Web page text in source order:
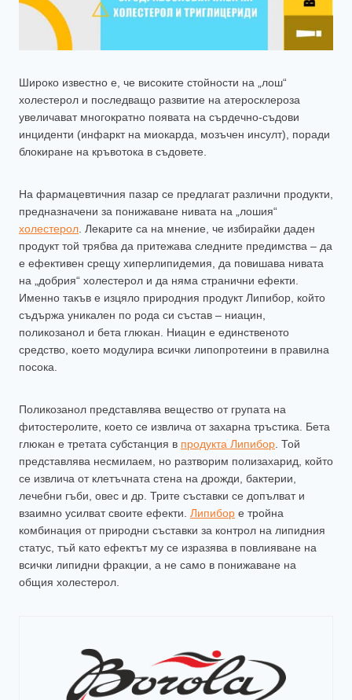
Широко известно е, че високите стойности на „лош“
холестерол и последващо развитие на атеросклероза
увеличават многократно появата на сърдечно-съдови
инциденти (инфаркт на миокарда, мозъчен инсулт), поради
блокиране на кръвотока в съдовете.
На фармацевтичния пазар се предлагат различни продукти,
предназначени за понижаване нивата на „лошия“
холестерол . Лекарите са на мнение, че избирайки даден
продукт той трябва да притежава следните предимства – да
е ефективен срещу хиперлипидемия, да повишава нивата
на „добрия“ холестерол и да няма странични ефекти.
Именно такъв е изцяло природния продукт Липибор, който
съдържа уникален по рода си състав – ниацин,
поликозанол и бета глюкан. Ниацин е единственото
средство, което модулира всички липопротеини в правилна
посока.
Поликозанол представлява вещество от групата на
фитостеролите, което се извлича от захарна тръстика. Бета
глюкан e третата субстанция в продукта Липибор . Той
представлява несмилаем, но разтворим полизахарид, който
се извлича от клетъчната стена на дрожди, бактерии,
лечебни гъби, овес и др. Трите съставки се допълват и
взаимно усилват своите ефекти. Липибор e тройна
комбинация от природни съставки за контрол на липидния
статус, тъй като ефектът му се изразява в повлияване на
всички липидни фрaкции, а не само в понижаване на
общия холестерол.